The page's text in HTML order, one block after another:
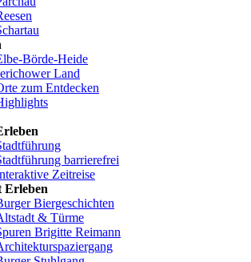
Börde-Heide
Land
zum Entdecken
barrierefrei
Zeitreise
Erleben
Biergeschichten
& Türme
Brigitte Reimann